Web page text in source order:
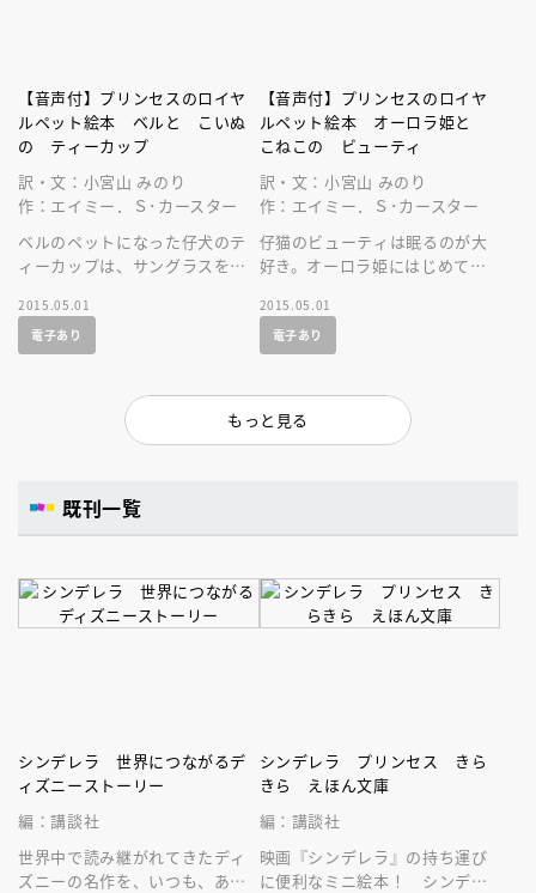
【音声付】プリンセスのロイヤ
ルペット絵本 ベルと こいぬ
の ティーカップ
訳・文：小宮山 みのり
作：エイミー．Ｓ･カースター
ベルのペットになった仔犬のテ
ィーカップは、サングラスをし
い音声付の絵本です。
2015.05.01
電子あり
【音声付】プリンセスのロイヤ
ルペット絵本 オーロラ姫と
こねこの ビューティ
訳・文：小宮山 みのり
作：エイミー．Ｓ･カースター
仔猫のビューティは眠るのが大
好き。オーロラ姫にはじめて会
声付の絵本です。
2015.05.01
電子あり
もっと見る
既刊一覧
シンデレラ 世界につながるデ
ィズニーストーリー
編：講談社
世界中で読み継がれてきたディ
ズニーの名作を、いつも、あな
シンデレラ プリンセス きら
きら えほん文庫
編：講談社
映画『シンデレラ』の持ち運び
に便利なミニ絵本！ シンデレ